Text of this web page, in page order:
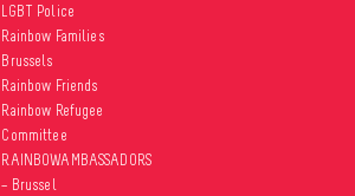
LGBT Police
Rainbow Families
Brussels
Rainbow Friends
Rainbow Refugee
Committee
RAINBOWAMBASSADORS
– Brussel